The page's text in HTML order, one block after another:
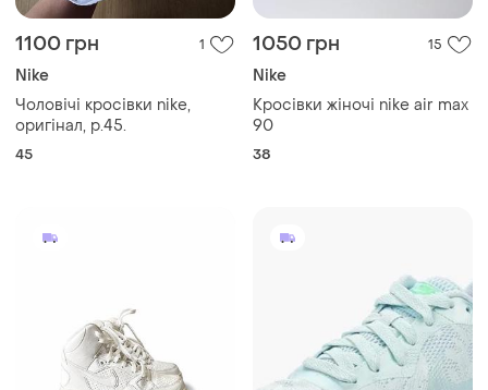
1100 грн 1
Nike
Чоловічі кросівки nike,
оригінал, р.45.
45
1050 грн 15
Nike
Кросівки жіночі nike air max
90
38